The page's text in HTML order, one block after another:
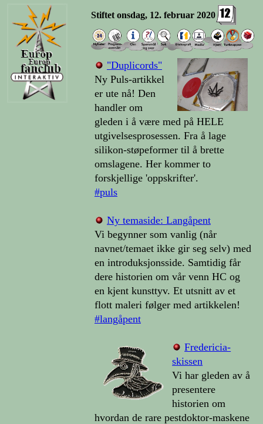
Stiftet onsdag, 12. februar 2020
"Duplicords"
Ny Puls-artikkel
er ute nå! Den
handler om
gleden i å være med på HELE
utgivelsesprosessen. Fra å lage
silikon-støpeformer til å brette
omslagene. Her kommer to
forskjellige 'oppskrifter'.
#puls
Ny temaside: Langåpent
Vi begynner som vanlig (når
navnet/temaet ikke gir seg selv) med
en introduksjonsside. Samtidig får
dere historien om vår venn HC og
en kjent kunsttyv. Et utsnitt av et
flott maleri følger med artikkelen!
#langåpent
Fredericia-
skissen
Vi har gleden av å
presentere
historien om
hvordan de rare pestdoktor-maskene